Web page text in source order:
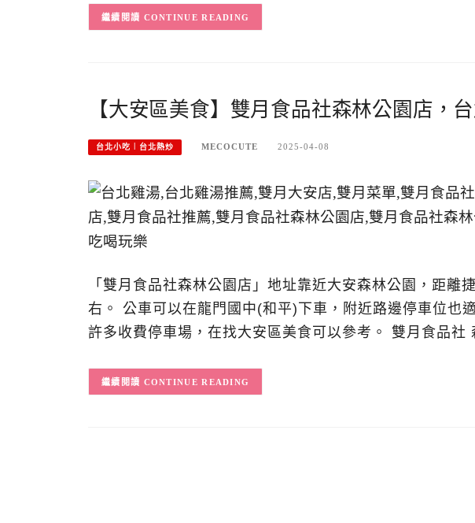
CONTINUE READING
【大安區美食】雙月食品社森林公園店，
台北小吃︱台北熱炒 MECOCUTE 2025-04-08
「雙月食品社森林公園店」地址靠近大安森林公園，距離
右。 公車可以在龍門國中(和平)下車，附近路邊停車位也
許多收費停車場，在找大安區美食可以參考。 雙月食品
CONTINUE READING